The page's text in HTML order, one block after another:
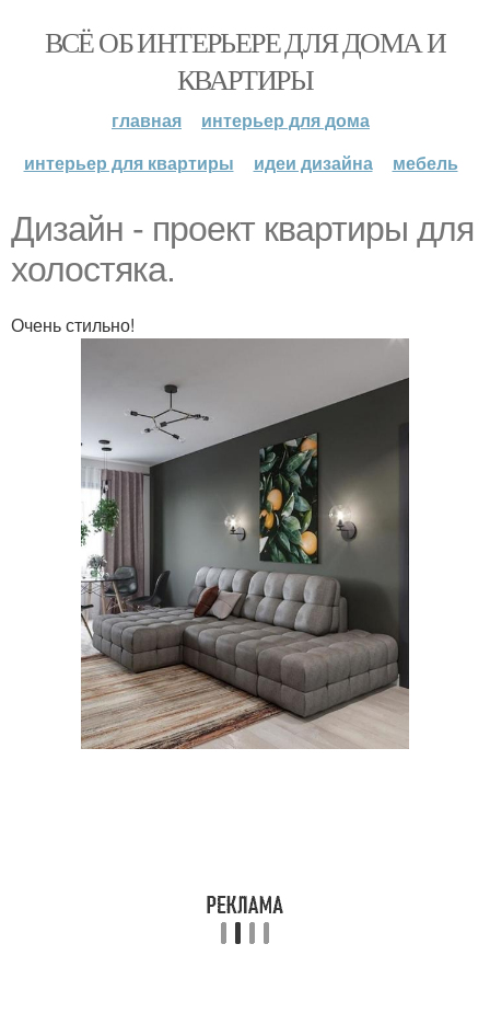
ВСЁ ОБ ИНТЕРЬЕРЕ ДЛЯ ДОМА И
КВАРТИРЫ
главная
интерьер для дома
интерьер для квартиры
идеи дизайна мебель
Дизайн - проект квартиры для
холостяка.
Очень стильно!